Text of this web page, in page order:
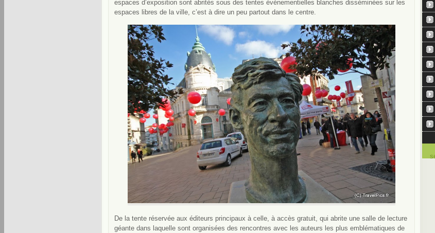
espaces d’exposition sont abrités sous des tentes évènementielles blanches disséminées sur les
espaces libres de la ville, c’est à dire un peu partout dans le centre.
De la tente réservée aux éditeurs principaux à celle, à accès gratuit, qui abrite une salle de lecture
géante dans laquelle sont organisées des rencontres avec les auteurs les plus emblématiques de